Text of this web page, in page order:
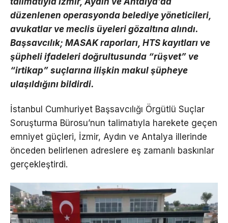
düzenlenen operasyonda belediye yöneticileri,
avukatlar ve meclis üyeleri gözaltına alındı.
Başsavcılık; MASAK raporları, HTS kayıtları ve
şüpheli ifadeleri doğrultusunda “rüşvet” ve
“irtikap” suçlarına ilişkin makul şüpheye
ulaşıldığını bildirdi.
İstanbul Cumhuriyet Başsavcılığı Örgütlü Suçlar
Soruşturma Bürosu’nun talimatıyla harekete geçen
emniyet güçleri, İzmir, Aydın ve Antalya illerinde
önceden belirlenen adreslere eş zamanlı baskınlar
gerçekleştirdi.